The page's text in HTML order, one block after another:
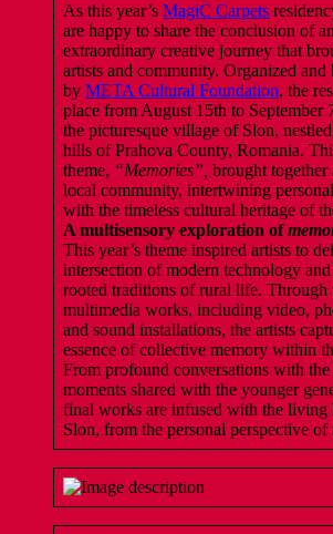
As this year’s MagiC Carpets
are happy to share the conclusion of
extraordinary creative journey that
artists and community. Organized and
by META Cultural Foundation, the
place from August 15th to September
the picturesque village of Slon,
hills of Prahova County, Romania.
theme, “Memories”, brought together
local community, intertwining
with the timeless cultural heritage of
A multisensory exploration of
This year’s theme inspired artists to
intersection of modern technology
rooted traditions of rural life. Through
multimedia works, including video,
and sound installations, the artists
essence of collective memory within
From profound conversations with
moments shared with the younger
final works are infused with the living
Slon, from the personal perspective of